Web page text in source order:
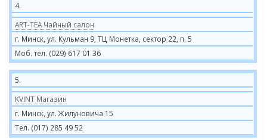
4.
ART-TEA Чайный салон
г. Минск, ул. Кульман 9, ТЦ Монетка, сектор 22, п. 5
Моб. тел. (029) 617 01 36
5.
KVINT Магазин
г. Минск, ул. Жилуновича 15
Тел. (017) 285 49 52